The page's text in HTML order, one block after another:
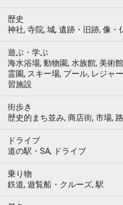
歴史
神社, 寺院, 城, 遺跡・旧跡, 像
遊ぶ・学ぶ
海水浴場, 動物園, 水族館, 美術
霊園, スキー場, プール, レジャ
習施設
街歩き
歴史的まち並み, 商店街, 市場,
ドライブ
道の駅・SA, ドライブ
乗り物
鉄道, 遊覧船・クルーズ, 駅